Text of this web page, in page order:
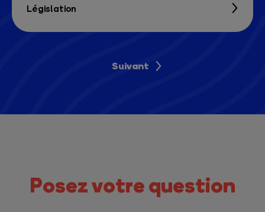
Législation
Suivant
Posez votre question